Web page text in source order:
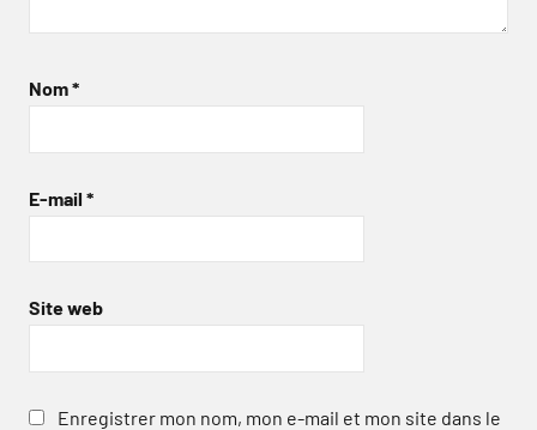
Nom*
E-mail *
Site web
Enregistrer mon nom, mon e-mail et mon site dans le